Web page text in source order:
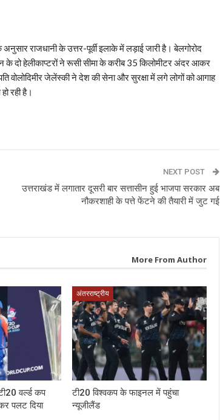
राजधानी के उत्तर-पूर्वी इलाके में लड़ाई जारी है। बेलगोरोद
दो हेलीकाप्टरों ने रूसी सीमा के करीब 35 किलोमीटर अंदर आकर
वोलोदिमीर जेलेंस्की ने देश की सेना और सुरक्षा में लगे लोगों को आगाह
रही है।
NEXT POST
उत्तराखंड में लगातार दूसरी बार सत्तासीन हुई भाजपा सरकार अब
नौकरशाही के पत्ते फेंटने की तैयारी में जुट गई
More From Author
वर्ल्‍ड कप
पलट दिया
अंतरराष्ट्रीय
टी20 विश्वकप के फाइनल में पहुंचा
न्यूजीलैंड